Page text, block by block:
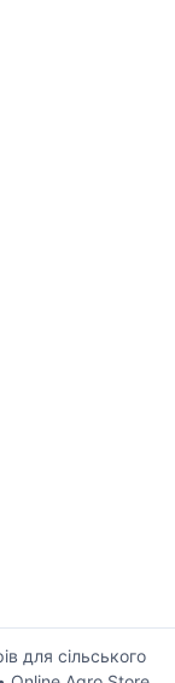
для сільського